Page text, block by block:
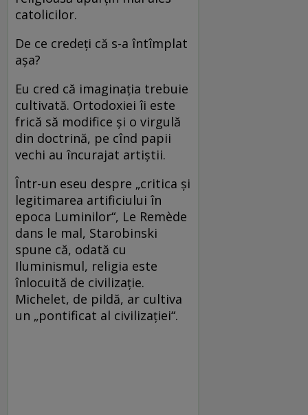
catolicilor.
De ce credeți că s-a întîmplat
așa?
Eu cred că imaginația trebuie
cultivată. Ortodoxiei îi este
frică să modifice și o virgulă
din doctrină, pe cînd papii
vechi au încurajat artiștii.
Într-un eseu despre „critica și
legitimarea artificiului în
epoca Luminilor“, Le Remède
dans le mal, Starobinski
spune că, odată cu
Iluminismul, religia este
înlocuită de civilizație.
Michelet, de pildă, ar cultiva
un „pontificat al civilizației“.